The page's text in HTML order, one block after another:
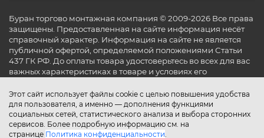
Этот сайт использует файлы cookie с целью повышения удобства
для пользователя, а именно — дополнения функциями
социальных сетей, статистического анализа и выбора сторонних
сервисов. Более подробную информацию см. на
странице Политика конфиденциальности.
Буран торгово монтажная компания © 2009-2026 Все права
защищены. Предоставленная на сайте информация несёт
справочный характер. Информация на сайте не является
публичной офертой, определяемой положениями Статьи
437 ГК РФ. До оплаты товара удостоверьтесь во всех для вас
важных характеристиках в товаре и условиях его